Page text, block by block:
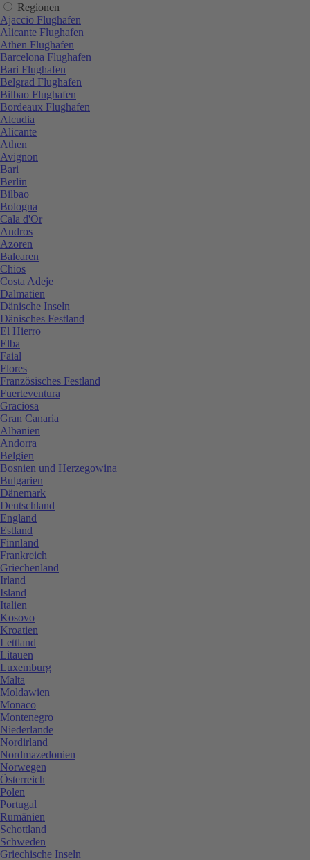
Regionen
Ajaccio Flughafen
Alicante Flughafen
Athen Flughafen
Barcelona Flughafen
Bari Flughafen
Belgrad Flughafen
Bilbao Flughafen
Bordeaux Flughafen
Alcudia
Alicante
Athen
Avignon
Bari
Berlin
Bilbao
Bologna
Cala d'Or
Andros
Azoren
Balearen
Chios
Costa Adeje
Dalmatien
Dänische Inseln
Dänisches Festland
El Hierro
Elba
Faial
Flores
Französisches Festland
Fuerteventura
Graciosa
Gran Canaria
Albanien
Andorra
Belgien
Bosnien und Herzegowina
Bulgarien
Dänemark
Deutschland
England
Estland
Finnland
Frankreich
Griechenland
Irland
Island
Italien
Kosovo
Kroatien
Lettland
Litauen
Luxemburg
Malta
Moldawien
Monaco
Montenegro
Niederlande
Nordirland
Nordmazedonien
Norwegen
Österreich
Polen
Portugal
Rumänien
Schottland
Schweden
Griechische Inseln